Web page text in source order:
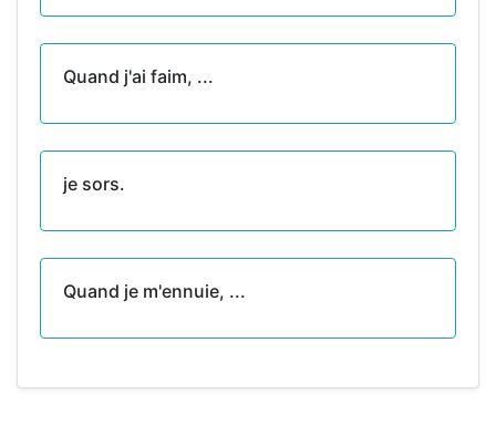
Quand j'ai faim, ...
je sors.
Quand je m'ennuie, ...